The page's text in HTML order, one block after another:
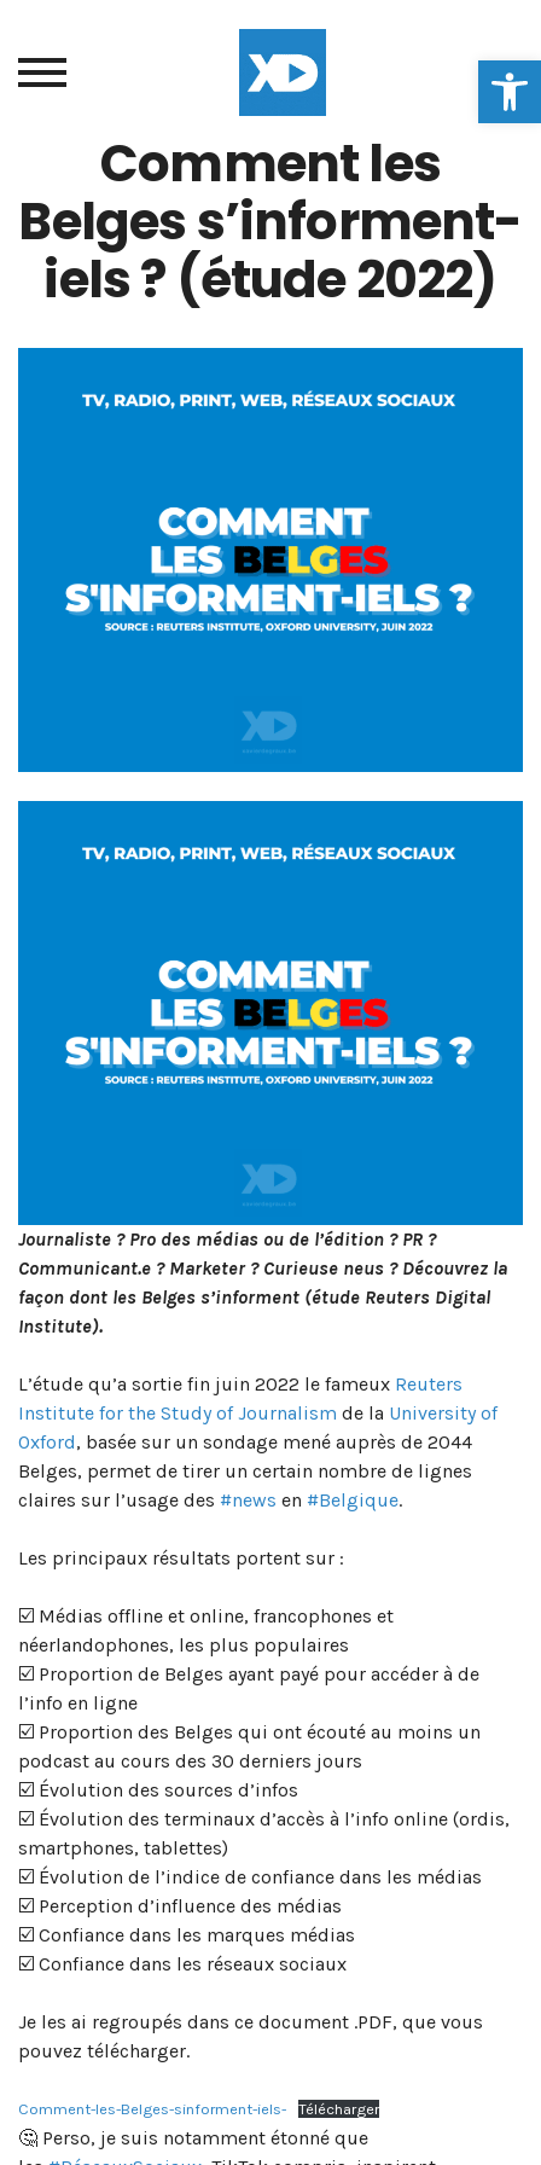
Ouvrir
Comment les
Belges s’informent-
iels ? (étude 2022)
Journaliste ? Pro des médias ou de l’édition ? PR ?
Communicant.e ? Marketer ? Curieuse neus ? Découvrez la
façon dont les Belges s’informent (étude Reuters Digital
Institute).
L’étude qu’a sortie fin juin 2022 le fameux Reuters
Institute for the Study of Journalism de la University of
Oxford, basée sur un sondage mené auprès de 2044
Belges, permet de tirer un certain nombre de lignes
claires sur l’usage des #news en #Belgique.
Les principaux résultats portent sur :
☑️ Médias offline et online, francophones et
néerlandophones, les plus populaires
☑️ Proportion de Belges ayant payé pour accéder à de
l’info en ligne
☑️ Proportion des Belges qui ont écouté au moins un
podcast au cours des 30 derniers jours
☑️ Évolution des sources d’infos
☑️ Évolution des terminaux d’accès à l’info online (ordis,
smartphones, tablettes)
☑️ Évolution de l’indice de confiance dans les médias
☑️ Perception d’influence des médias
☑️ Confiance dans les marques médias
☑️ Confiance dans les réseaux sociaux
Je les ai regroupés dans ce document .PDF, que vous
pouvez télécharger.
Comment-les-Belges-sinforment-iels- Télécharger
🤔 Perso, je suis notamment étonné que